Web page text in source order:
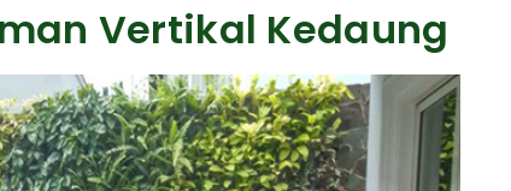
Vertikal Kedaung